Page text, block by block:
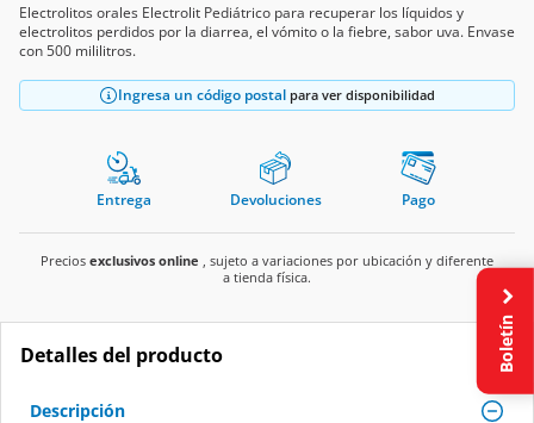
Electrolitos orales Electrolit Pediátrico para recuperar los líquidos y
electrolitos perdidos por la diarrea, el vómito o la fiebre, sabor uva. Envase
con 500 mililitros.
Ingresa un código postal para ver disponibilidad
Entrega Devoluciones Pago
Precios exclusivos online , sujeto a variaciones por ubicación y diferente
a tienda física.
Detalles del producto
Descripción
Boletín